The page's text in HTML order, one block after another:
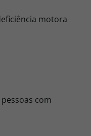
motora
com